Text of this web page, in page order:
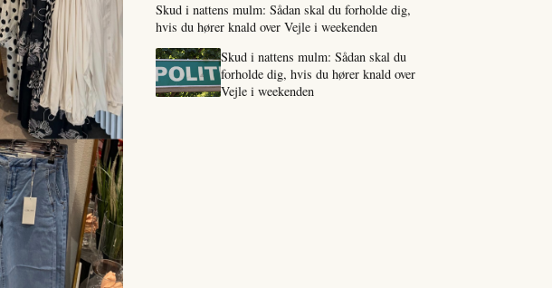
Skud i nattens mulm: Sådan skal du forholde dig,
hvis du hører knald over Vejle i weekenden
Skud i nattens mulm: Sådan skal du
forholde dig, hvis du hører knald over
Vejle i weekenden